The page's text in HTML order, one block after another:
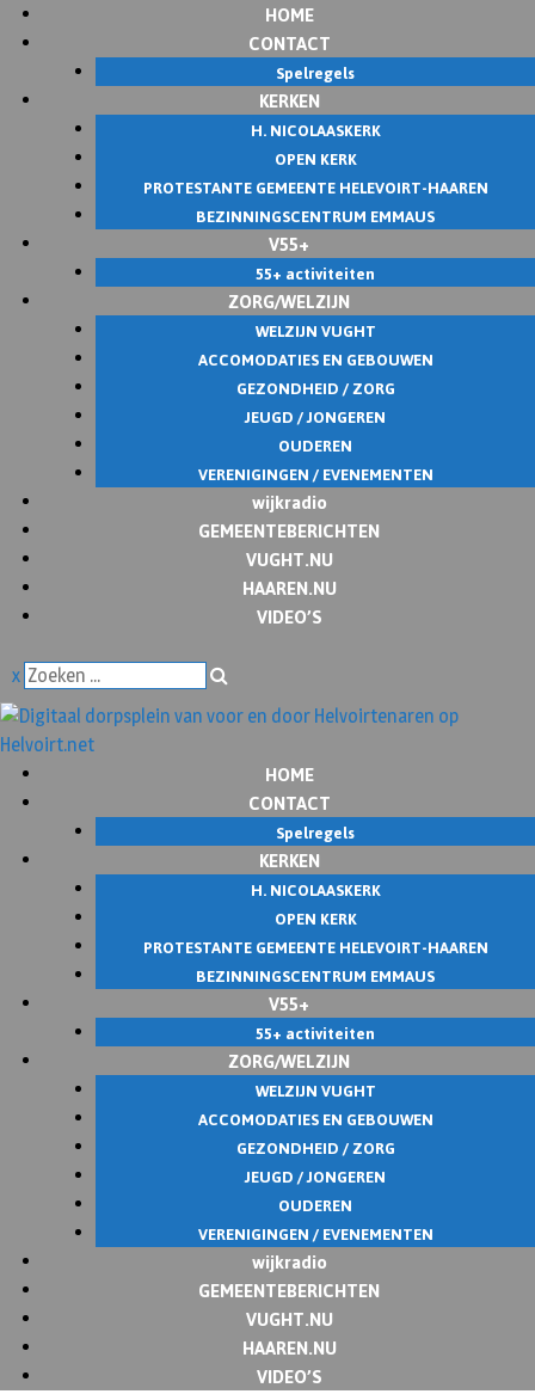
Skip
HOME
CONTACT
Spelregels
KERKEN
H. NICOLAASKERK
OPEN KERK
PROTESTANTE GEMEENTE HELEVOIRT-HAAREN
BEZINNINGSCENTRUM EMMAUS
V55+
55+ activiteiten
ZORG/WELZIJN
WELZIJN VUGHT
ACCOMODATIES EN GEBOUWEN
GEZONDHEID / ZORG
JEUGD / JONGEREN
OUDEREN
VERENIGINGEN / EVENEMENTEN
wijkradio
GEMEENTEBERICHTEN
VUGHT.NU
HAAREN.NU
VIDEO’S
x
HOME
CONTACT
Spelregels
KERKEN
H. NICOLAASKERK
OPEN KERK
PROTESTANTE GEMEENTE HELEVOIRT-HAAREN
BEZINNINGSCENTRUM EMMAUS
V55+
55+ activiteiten
ZORG/WELZIJN
WELZIJN VUGHT
ACCOMODATIES EN GEBOUWEN
GEZONDHEID / ZORG
JEUGD / JONGEREN
OUDEREN
VERENIGINGEN / EVENEMENTEN
wijkradio
GEMEENTEBERICHTEN
VUGHT.NU
HAAREN.NU
VIDEO’S